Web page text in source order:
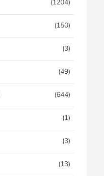
(1204)
(150)
(3)
(49)
(644)
(1)
(3)
(13)